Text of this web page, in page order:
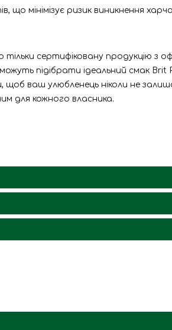
мінімізує ризик виникнення
сертифіковану продукцію з
підібрати ідеальний смак
щоб ваш улюбленець ніколи не
для кожного власника.